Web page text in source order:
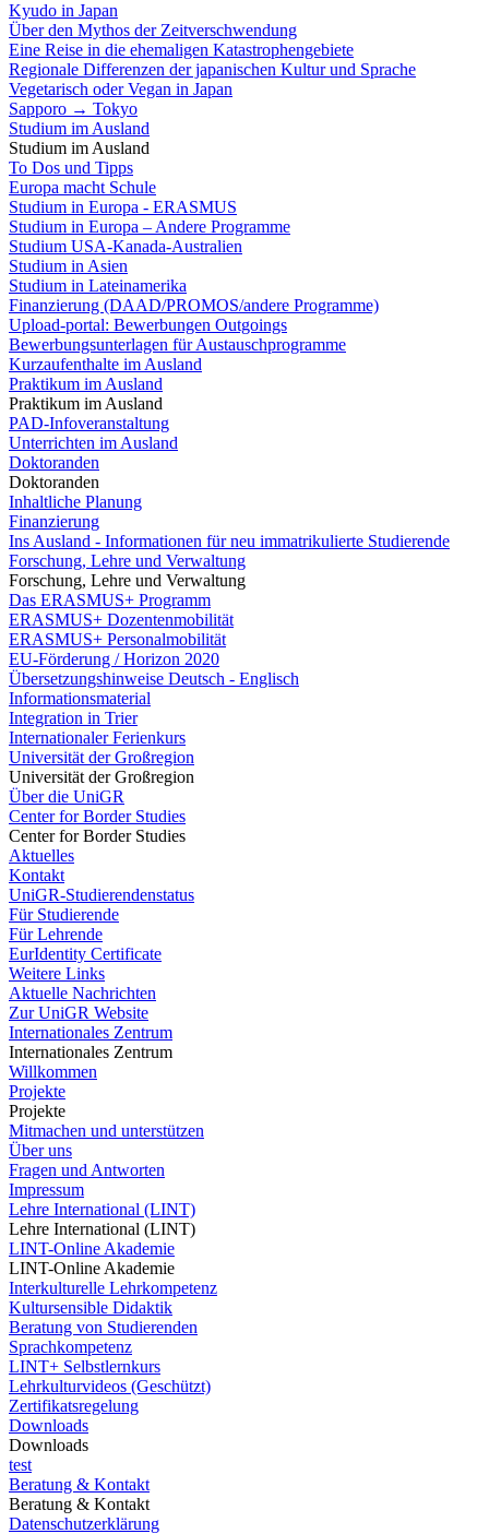
Kyudo in Japan
Über den Mythos der Zeitverschwendung
Eine Reise in die ehemaligen Katastrophengebiete
Regionale Differenzen der japanischen Kultur und Sprache
Vegetarisch oder Vegan in Japan
Sapporo → Tokyo
Studium im Ausland
Studium im Ausland
To Dos und Tipps
Europa macht Schule
Studium in Europa - ERASMUS
Studium in Europa – Andere Programme
Studium USA-Kanada-Australien
Studium in Asien
Studium in Lateinamerika
Finanzierung (DAAD/PROMOS/andere Programme)
Upload-portal: Bewerbungen Outgoings
Bewerbungsunterlagen für Austauschprogramme
Kurzaufenthalte im Ausland
Praktikum im Ausland
Praktikum im Ausland
PAD-Infoveranstaltung
Unterrichten im Ausland
Doktoranden
Doktoranden
Inhaltliche Planung
Finanzierung
Ins Ausland - Informationen für neu immatrikulierte Studierende
Forschung, Lehre und Verwaltung
Forschung, Lehre und Verwaltung
Das ERASMUS+ Programm
ERASMUS+ Dozentenmobilität
ERASMUS+ Personalmobilität
EU-Förderung / Horizon 2020
Übersetzungshinweise Deutsch - Englisch
Informationsmaterial
Integration in Trier
Internationaler Ferienkurs
Universität der Großregion
Universität der Großregion
Über die UniGR
Center for Border Studies
Center for Border Studies
Aktuelles
Kontakt
UniGR-Studierendenstatus
Für Studierende
Für Lehrende
EurIdentity Certificate
Weitere Links
Aktuelle Nachrichten
Zur UniGR Website
Internationales Zentrum
Internationales Zentrum
Willkommen
Projekte
Projekte
Mitmachen und unterstützen
Über uns
Fragen und Antworten
Impressum
Lehre International (LINT)
Lehre International (LINT)
LINT-Online Akademie
LINT-Online Akademie
Interkulturelle Lehrkompetenz
Kultursensible Didaktik
Beratung von Studierenden
Sprachkompetenz
LINT+ Selbstlernkurs
Lehrkulturvideos (Geschützt)
Zertifikatsregelung
Downloads
Downloads
test
Beratung & Kontakt
Beratung & Kontakt
Datenschutzerklärung